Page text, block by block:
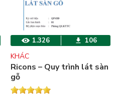
1.326 106
KHÁC
Ricons – Quy trình lát sàn
gỗ